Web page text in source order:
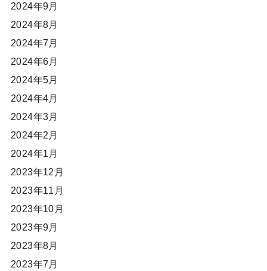
2024年9月
2024年8月
2024年7月
2024年6月
2024年5月
2024年4月
2024年3月
2024年2月
2024年1月
2023年12月
2023年11月
2023年10月
2023年9月
2023年8月
2023年7月